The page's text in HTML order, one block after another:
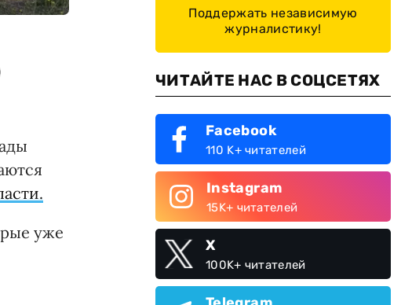
уже
Поддержать независимую
журналистику!
ЧИТАЙТЕ НАС В СОЦСЕТЯХ
Facebook
110 K+ читателей
Instagram
15K+ читателей
X
100K+ читателей